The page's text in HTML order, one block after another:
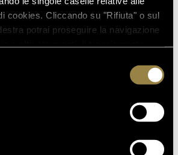
cookies. Cliccando su "Rifiuta" o sul
potrai proseguire la navigazione